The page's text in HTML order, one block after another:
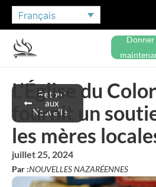
Français
Donner
Retour
aux
Nouvelles
L’Église du
fournit un
les mères
juillet 25, 2024
Par :NOUVELLES NAZARÉENNES